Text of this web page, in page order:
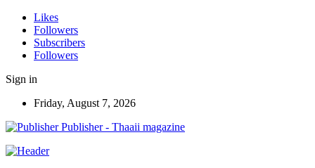
Likes
Followers
Subscribers
Followers
Sign in
Friday, August 7, 2026
Publisher - Thaaii magazine